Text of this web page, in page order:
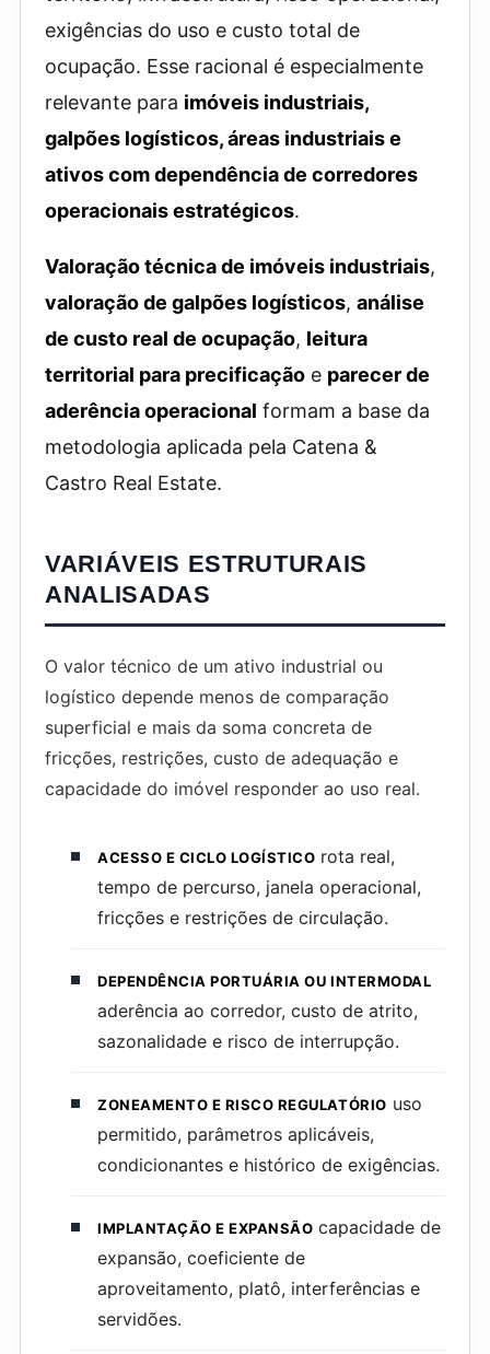
exigências do uso e custo total de
ocupação. Esse racional é especialmente
relevante para imóveis industriais,
galpões logísticos, áreas industriais e
ativos com dependência de corredores
operacionais estratégicos.
Valoração técnica de imóveis industriais,
valoração de galpões logísticos, análise
de custo real de ocupação, leitura
territorial para precificação e parecer de
aderência operacional formam a base da
metodologia aplicada pela Catena &
Castro Real Estate.
VARIÁVEIS ESTRUTURAIS
ANALISADAS
O valor técnico de um ativo industrial ou
logístico depende menos de comparação
superficial e mais da soma concreta de
fricções, restrições, custo de adequação e
capacidade do imóvel responder ao uso real.
ACESSO E CICLO LOGÍSTICO rota real,
tempo de percurso, janela operacional,
fricções e restrições de circulação.
DEPENDÊNCIA PORTUÁRIA OU INTERMODAL
aderência ao corredor, custo de atrito,
sazonalidade e risco de interrupção.
ZONEAMENTO E RISCO REGULATÓRIO uso
permitido, parâmetros aplicáveis,
condicionantes e histórico de exigências.
IMPLANTAÇÃO E EXPANSÃO capacidade de
expansão, coeficiente de
aproveitamento, platô, interferências e
servidões.